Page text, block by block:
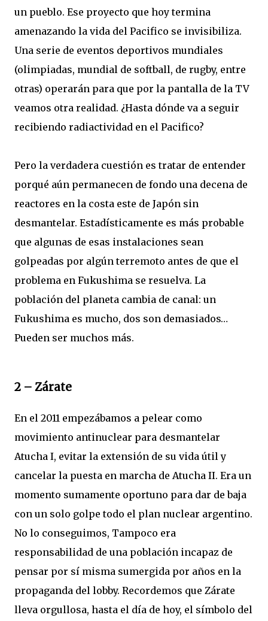
un pueblo. Ese proyecto que hoy termina
amenazando la vida del Pacifico se invisibiliza.
Una serie de eventos deportivos mundiales
(olimpiadas, mundial de softball, de rugby, entre
otras) operarán para que por la pantalla de la TV
veamos otra realidad. ¿Hasta dónde va a seguir
recibiendo radiactividad en el Pacifico?
Pero la verdadera cuestión es tratar de entender
porqué aún permanecen de fondo una decena de
reactores en la costa este de Japón sin
desmantelar. Estadísticamente es más probable
que algunas de esas instalaciones sean
golpeadas por algún terremoto antes de que el
problema en Fukushima se resuelva. La
población del planeta cambia de canal: un
Fukushima es mucho, dos son demasiados…
Pueden ser muchos más.
2 – Zárate
En el 2011 empezábamos a pelear como
movimiento antinuclear para desmantelar
Atucha I, evitar la extensión de su vida útil y
cancelar la puesta en marcha de Atucha II. Era un
momento sumamente oportuno para dar de baja
con un solo golpe todo el plan nuclear argentino.
No lo conseguimos, Tampoco era
responsabilidad de una población incapaz de
pensar por sí misma sumergida por años en la
propaganda del lobby. Recordemos que Zárate
lleva orgullosa, hasta el día de hoy, el símbolo del